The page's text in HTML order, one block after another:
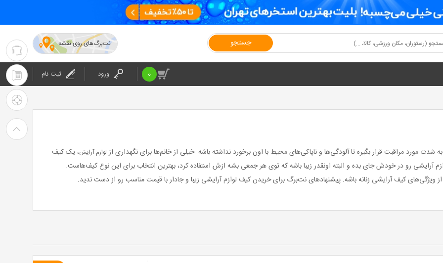
جستجو نت‌برگ‌های روی نقشه
0 ورود ثبت نام
مورد مراقبت قرار بگیره تا آلودگی‌ها و ناپاکی‌های محیط با اون برخورد نداشته باشه. خیلی از خانم‌ها برای نگهداری از لوازم آرایش، یک کیف
آرایشی رو در خودش جای بده و البته اونقدر زیبا باشه که توی هر جمعی بشه ازش استفاده کرد، بهترین انتخاب برای این نوع کیف‌هاست.
از ویژگی‌های کیف آرایشی زنانه باشه. پیشنهادهای نت‌برگ برای خریدن کیف لوازم آرایشی زیبا و جادار با قیمت مناسب رو از دست ندید.
۰۲۱-۴۲۰۲۴
:
پشتیبانی
۰۲۱-۴۲۰۲۴
: شرکت
راهنمای
خرید